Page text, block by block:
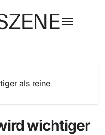
als reine
wichtiger